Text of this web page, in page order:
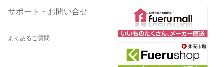
サポート・お問い合せ
よくあるご質問